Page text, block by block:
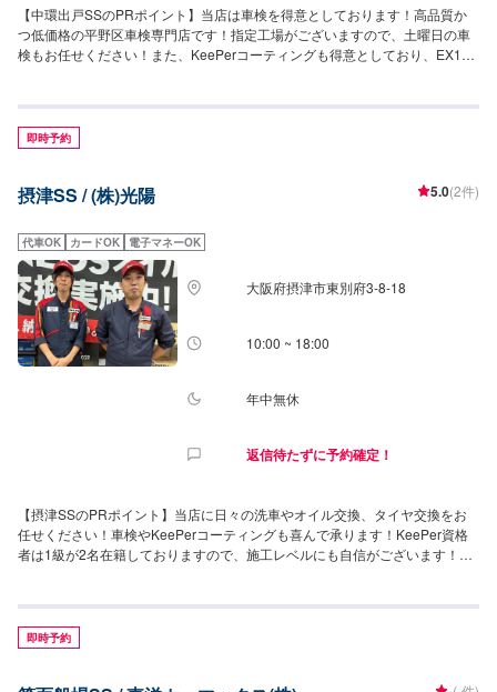
【中環出戸SSのPRポイント】当店は車検を得意としております！高品質か
つ低価格の平野区車検専門店です！指定工場がございますので、土曜日の車
検もお任せください！また、KeePerコーティングも得意としており、EX1
で5円引き！アプリ登録で初回10円引きのキャンペーンを行っております！
【サービスルームの詳細】・椅子・トイレ・ゴミ箱・自販機の設置がござい
ます。お気軽にご利用ください！【アクセス】当店は国道25号線の中環松原
即時予約
摂津SS / (株)光陽 5.0(2件)
代車OK カードOK 電子マネーOK
大阪府摂津市東別府3-8-18
10:00 ~ 18:00
年中無休
返信待たずに予約確定！
【摂津SSのPRポイント】当店に日々の洗車やオイル交換、タイヤ交換をお
任せください！車検やKeePerコーティングも喜んで承ります！KeePer資格
者は1級が2名在籍しておりますので、施工レベルにも自信がございます！新
9:00~18:00[給油営業時間]月〜土：7:00~20:00日・祝：8:00~19:00【当店の
キャンペーン】エネオスアプリの当店フォローで、ガソリン・洗車クーポン
等を配布しております！【サービスルームの詳細】・椅子・トイレ・ゴミ
即時予約